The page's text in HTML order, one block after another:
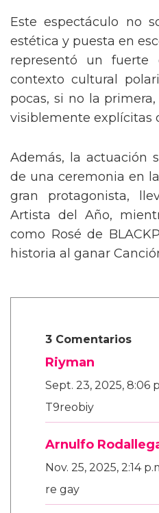
Este espectáculo no
estética y puesta en
representó un
contexto cultural
pocas, si no la
visiblemente explícitas
Además, la actuación
de una ceremonia en
gran protagonista,
Artista del Año,
como Rosé de
historia al ganar
3 Comentarios
Riyman
Sept. 23, 2025, 8:06
T9reobiy
Arnulfo
Nov. 25, 2025, 2:14
re gay